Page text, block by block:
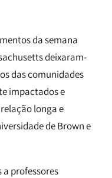
da semana
deixaram-
das comunidades
impactados e
longa e
de Brown e
a professores